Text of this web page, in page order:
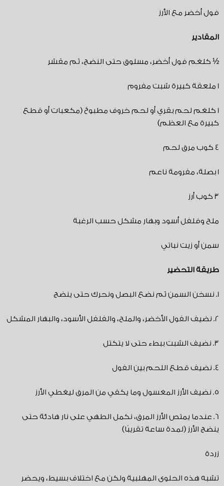
فول أخضر مع الأرز
المقادير
½ كلغم فول أخضر، مسلوق حتى النضج، ثم مقشر
1 ملعقة كبيرة شبت مفروم
1 كلغم لحم بقري أو لحم خروف مطبوخ(مكعبات أو قطع
كبيرة مع العظم)
4 كوب مرق لحم
1 بصلة، مفرومة ناعم
3 كوب أرز
ملح وفلفل أسود وبهار مشكل حسب الرغبة
سمن أو زيت نباتي
طريقةالتحضير
1. نسخن السمن ثم نضع البصل ونحرك حتى ينضج
2. نضيف الفول الأخضر، والملح، والفلفل الأسود، والبهار المشكل
3. نضيف الشبت ببطء حتى لا يتكتل
4. نضيف قطع اللحم بين الفول
5. نضيف الأرز المغسول وما يكفي من المرق ليغطي الأرز
6. عندما يمتص الأرز المرق، نكمل الطهي على نار هادئة حتى
ينضج الأرز (لمدة ساعة تقريبًا)
زردة
تشبه هذه الحلوى المهلبية ولكن مع اختلاف بسيط، ويحضر